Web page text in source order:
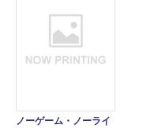
ノーゲーム・ノーライ